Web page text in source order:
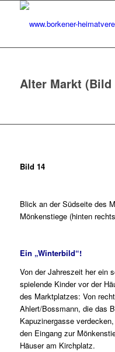
Alter Markt (Bild
Bild 14
Blick an der Südseite des
Mönkenstiege (hinten
Ein „Winterbild“!
Von der Jahreszeit her ein
spielende Kinder vor der
des Marktplatzes: Von
Ahlert/Bossmann, die das
Kapuzinergasse
den Eingang zur
Häuser am Kirchplatz.